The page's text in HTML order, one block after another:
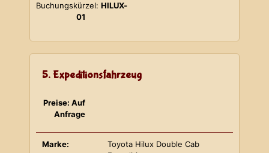
Buchungskürzel: HILUX-
01
5. Expeditionsfahrzeug
Preise: Auf
Anfrage
Marke:
Toyota Hilux Double Cab